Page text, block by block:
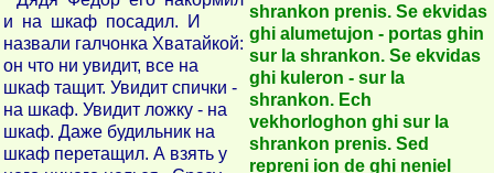
и на шкаф посадил. И
назвали галчонка Хватайкой:
он что ни увидит, все на
шкаф тащит. Увидит спички -
на шкаф. Увидит ложку - на
шкаф. Даже будильник на
шкаф перетащил. А взять у
shrankon prenis. Se ekvidas
ghi alumetujon - portas ghin
sur la shrankon. Se ekvidas
ghi kuleron - sur la
shrankon. Ech
vekhorloghon ghi sur la
shrankon prenis. Sed
repreni ion de ghi neniel